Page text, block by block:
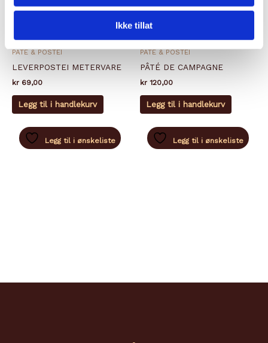
Ikke tillat
PATÉ & POSTEI
LEVERPOSTEI METERVARE
kr 69,00
Legg til i handlekurv
Legg til i ønskeliste
PATÉ & POSTEI
PÂTÉ DE CAMPAGNE
kr 120,00
Legg til i handlekurv
Legg til i ønskeliste